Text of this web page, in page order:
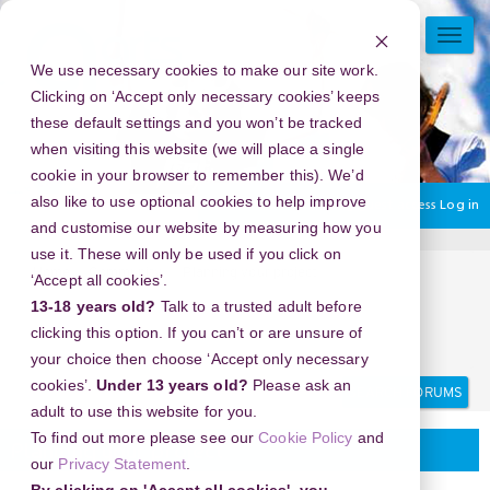
We use necessary cookies to make our site work.
Clicking on ‘Accept only necessary cookies’ keeps
these default settings and you won’t be tracked
when visiting this website (we will place a single
cookie in your browser to remember this). We’d
also like to use optional cookies to help improve
and customise our website by measuring how you
use it. These will only be used if you click on
‘Accept all cookies’.
13-18 years old? Talk to a trusted adult before
clicking this option. If you can’t or are unsure of
your choice then choose ‘Accept only necessary
cookies’. Under 13 years old? Please ask an
adult to use this website for you.
To find out more please see ourCookie Policy and
our Privacy Statement
Skip
content
You are currently using guest access Log in
Home Community.
Search
Search
Planning your project